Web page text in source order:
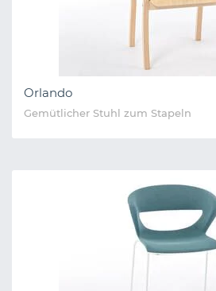
Orlando
Gemütlicher Stuhl zum Stapeln